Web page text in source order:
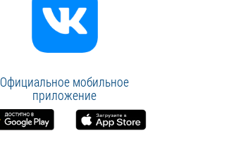
Официальное мобильное
приложение